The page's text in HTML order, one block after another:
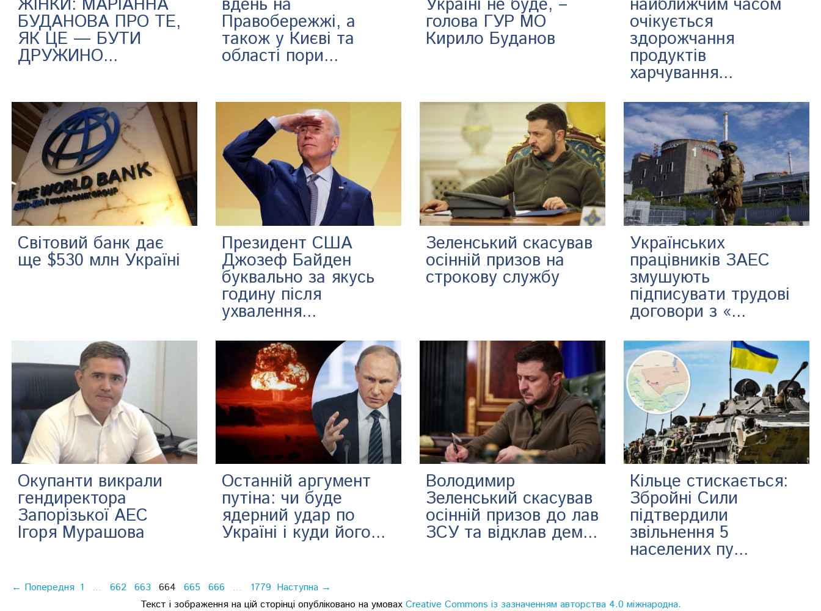
ЖІНКИ: МАРІАННА
БУДАНОВА ПРО ТЕ,
ЯК ЦЕ — БУТИ
ДРУЖИНО...
вдень на
Правобережжі, а
також у Києві та
області пори...
Україні не буде, –
голова ГУР МО
Кирило Буданов
найближчим часом
очікується
здорожчання
продуктів
харчування...
Світовий банк дає
ще $530 млн Україні
Президент США
Джозеф Байден
буквально за якусь
годину після
ухвалення...
Зеленський скасував
осінній призов на
строкову службу
Українських
працівників ЗАЕС
змушують
підписувати трудові
договори з «...
Окупанти викрали
гендиректора
Запорізької АЕС
Ігоря Мурашова
Останній аргумент
путіна: чи буде
ядерний удар по
Україні і куди його...
Володимир
Зеленський скасував
осінній призов до лав
ЗСУ та відклав дем...
Кільце стискається:
Збройні Сили
підтвердили
звільнення 5
населених пу...
← Попередня 1 … 662 663 664 665 666 … 1779 Наступна →
Текст і зображення на цій сторінці опубліковано на умовах Creative Commons із зазначенням авторства 4.0 міжнародна.